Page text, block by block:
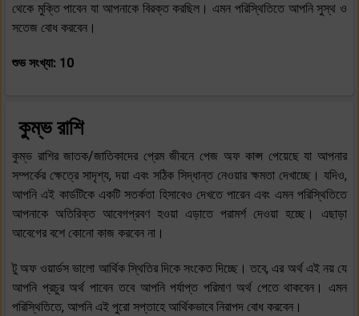
থেকে মুক্তি পাবেন যা আপনাকে বিরক্ত করছিল। এমন পরিস্থিতিতে আপনি সুস্থ ও
সতেজ বোধ করবেন।
শুভ সংখ্যা: 10
কুম্ভ রাশি
কুম্ভ রাশির জাতক/জাতিকাদের প্রেম জীবনে পেজ অফ কাপ্স পেয়েছে যা আপনার
সম্পর্কের ক্ষেত্রে সাদৃশ্য, দয়া এবং সঠিক সিদ্ধান্ত নেওয়ার ক্ষমতা দেখাচ্ছে। যদিও,
আপনি এই কার্ডটিকে একটি সতর্কতা হিসাবেও দেখতে পারেন এবং এমন পরিস্থিতিতে
আপনাকে অতিরিক্ত আবেগপ্রবণ হওয়া এড়াতে পরামর্শ দেওয়া হচ্ছে। এছাড়া
আবেগের বশে কোনো কাজ করবেন না।
টু অফ ওয়ার্ডস ভালো আর্থিক স্থিতির দিকে সংকেত দিচ্ছে। তবে, এর অর্থ এই নয় যে
আপনি প্রচুর অর্থ পাবেন তবে আপনি পর্যাপ্ত পরিমাণ অর্থ পেতে থাকবেন। এমন
পরিস্থিতিতে, আপনি এই পুরো সপ্তাহে আর্থিকভাবে নিরাপদ বোধ করবেন।